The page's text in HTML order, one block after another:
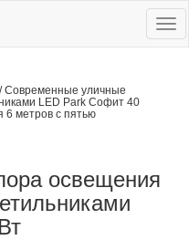
/Современные уличные
LED Park Софит 40
6 метров с пятью
освещения